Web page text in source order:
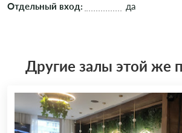
Отдельный вход: да
Другие залы этой же